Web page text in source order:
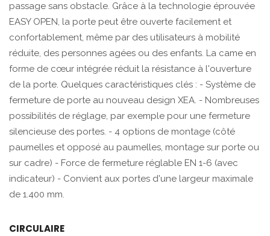
passage sans obstacle. Grâce à la technologie éprouvée
EASY OPEN, la porte peut être ouverte facilement et
confortablement, même par des utilisateurs à mobilité
réduite, des personnes agées ou des enfants. La came en
forme de cœur intégrée réduit la résistance à l'ouverture
de la porte. Quelques caractéristiques clés : - Système de
fermeture de porte au nouveau design XEA. - Nombreuses
possibilités de réglage, par exemple pour une fermeture
silencieuse des portes. - 4 options de montage (côté
paumelles et opposé au paumelles, montage sur porte ou
sur cadre) - Force de fermeture réglable EN 1-6 (avec
indicateur) - Convient aux portes d'une largeur maximale
de 1.400 mm.
CIRCULAIRE